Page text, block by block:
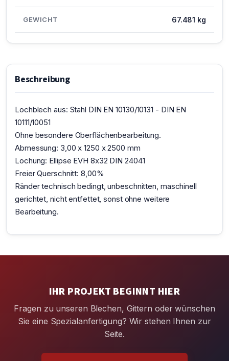
GEWICHT 67.481 kg
Beschreibung
Lochblech aus: Stahl DIN EN 10130/10131 - DIN EN
10111/10051
Ohne besondere Oberflächenbearbeitung.
Abmessung: 3,00 x 1250 x 2500 mm
Lochung: Ellipse EVH 8x32 DIN 24041
Freier Querschnitt: 8,00%
Ränder technisch bedingt, unbeschnitten, maschinell
gerichtet, nicht entfettet, sonst ohne weitere
Bearbeitung.
IHR PROJEKT BEGINNT HIER
Fragen zu unseren Blechen, Gittern oder wünschen
Sie eine Spezialanfertigung? Wir stehen Ihnen zur
Seite.